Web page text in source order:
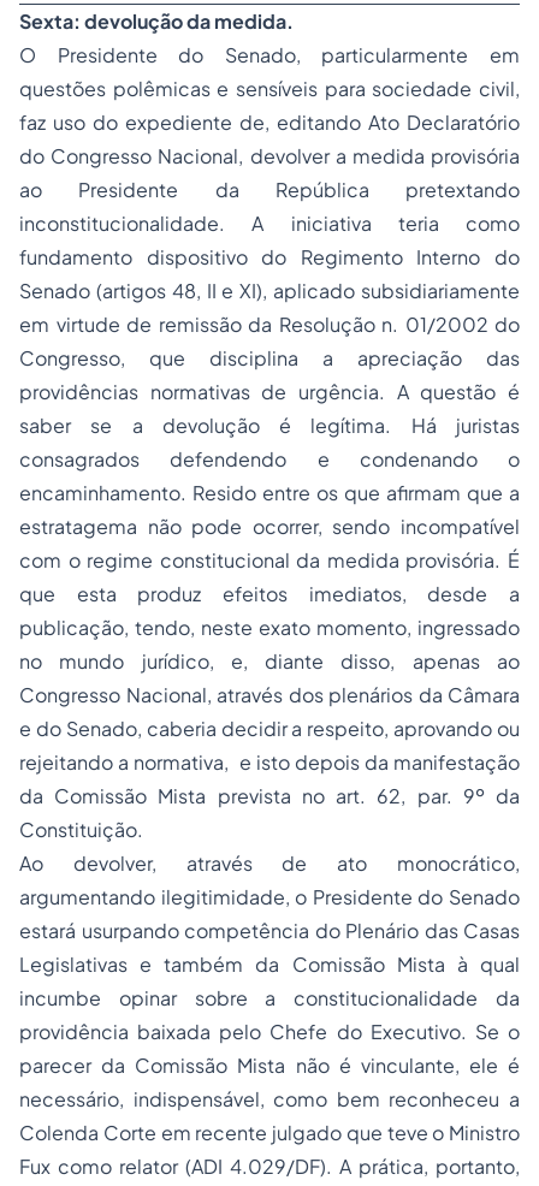
Sexta: devolução da medida.
O Presidente do Senado, particularmente em
questões polêmicas e sensíveis para sociedade civil,
faz uso do expediente de, editando Ato Declaratório
do Congresso Nacional, devolver a medida provisória
ao Presidente da República pretextando
inconstitucionalidade. A iniciativa teria como
fundamento dispositivo do Regimento Interno do
Senado (artigos 48, II e XI), aplicado subsidiariamente
em virtude de remissão da Resolução n. 01/2002 do
Congresso, que disciplina a apreciação das
providências normativas de urgência. A questão é
saber se a devolução é legítima. Há juristas
consagrados defendendo e condenando o
encaminhamento. Resido entre os que afirmam que a
estratagema não pode ocorrer, sendo incompatível
com o regime constitucional da medida provisória. É
que esta produz efeitos imediatos, desde a
publicação, tendo, neste exato momento, ingressado
no mundo jurídico, e, diante disso, apenas ao
Congresso Nacional, através dos plenários da Câmara
e do Senado, caberia decidir a respeito, aprovando ou
rejeitando a normativa, e isto depois da manifestação
da Comissão Mista prevista no art. 62, par. 9º da
Constituição.
Ao devolver, através de ato monocrático,
argumentando ilegitimidade, o Presidente do Senado
estará usurpando competência do Plenário das Casas
Legislativas e também da Comissão Mista à qual
incumbe opinar sobre a constitucionalidade da
providência baixada pelo Chefe do Executivo. Se o
parecer da Comissão Mista não é vinculante, ele é
necessário, indispensável, como bem reconheceu a
Colenda Corte em recente julgado que teve o Ministro
Fux como relator (ADI 4.029/DF). A prática, portanto,